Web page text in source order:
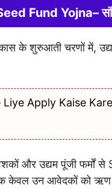
Fund Yojna–
के शुरुआती चरणों में,
Apply Kaise
और उद्यम पूंजी फर्मों
केवल उन आवेदकों को